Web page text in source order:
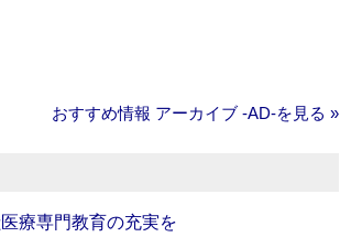
おすすめ情報 アーカイブ ‐AD‐を見る »
療専門教育の充実を